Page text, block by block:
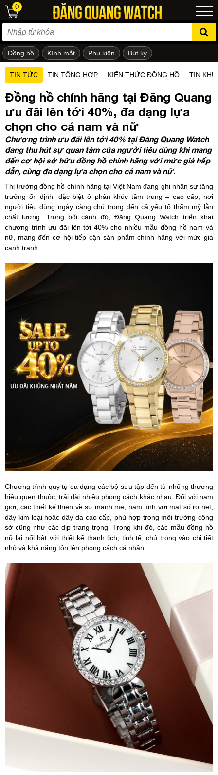
em
0
Đồng hồ Kính mắt Phụ kiện Bút ký
TIN TỨC TIN TỔNG HỢP KIẾN THỨC ĐỒNG HỒ TIN
Đồng hồ chính hãng tại Đăng Quang
ưu đãi lên tới 40%, đa dạng lựa
chọn cho cả nam và nữ
Chương trình ưu đãi lên tới 40% tại Đăng Quang Watch
đang thu hút sự quan tâm của người tiêu dùng khi mang
đến cơ hội sở hữu đồng hồ chính hãng với mức giá hấp
dẫn, cùng đa dạng lựa chọn cho cả nam và nữ.
Thị trường đồng hồ chính hãng tại Việt Nam đang ghi nhận sự tăng
trưởng ổn định, đặc biệt ở phân khúc tầm trung – cao cấp, nơi
người tiêu dùng ngày càng chú trọng đến cả yếu tố thẩm mỹ lẫn
chất lượng. Trong bối cảnh đó, Đăng Quang Watch triển khai
chương trình ưu đãi lên tới 40% cho nhiều mẫu đồng hồ nam và
nữ, mang đến cơ hội tiếp cận sản phẩm chính hãng với mức giá
cạnh tranh.
Chương trình quy tụ đa dạng các bộ sưu tập đến từ những thương
hiệu quen thuộc, trải dài nhiều phong cách khác nhau. Đối với nam
giới, các thiết kế thiên về sự mạnh mẽ, nam tính với mặt số rõ nét,
dây kim loại hoặc dây da cao cấp, phù hợp trong môi trường công
sở cũng như các dịp trang trọng. Trong khi đó, các mẫu đồng hồ
nữ lại nổi bật với thiết kế thanh lịch, tinh tế, chú trọng vào chi tiết
nhỏ và khả năng tôn lên phong cách cá nhân.